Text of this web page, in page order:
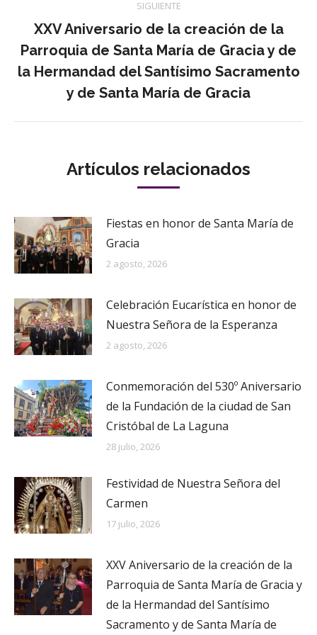
SIGUIENTE
Publicación
siguiente:
XXV Aniversario de la creación de la
Parroquia de Santa María de Gracia y de
la Hermandad del Santísimo Sacramento
y de Santa María de Gracia
Artículos relacionados
Fiestas en honor de Santa María de
Gracia
2 agosto, 2026
Celebración Eucarística en honor de
Nuestra Señora de la Esperanza
2 agosto, 2026
Conmemoración del 530º Aniversario
de la Fundación de la ciudad de San
Cristóbal de La Laguna
28 julio, 2026
Festividad de Nuestra Señora del
Carmen
17 julio, 2026
XXV Aniversario de la creación de la
Parroquia de Santa María de Gracia y
de la Hermandad del Santísimo
Sacramento y de Santa María de